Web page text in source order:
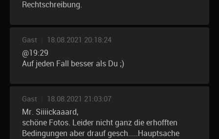
Rechtschreibung.
Gast 18.08.2021 20:18:24
@19:29
Auf jeden Fall besser als Du ;)
Gast 18.08.2021 21:03:07
Mr. Siiiickaaard,
schöne Fotos. Leider nicht ganz die erhofften
Bedingungen aber drauf gesch.....Hauptsache